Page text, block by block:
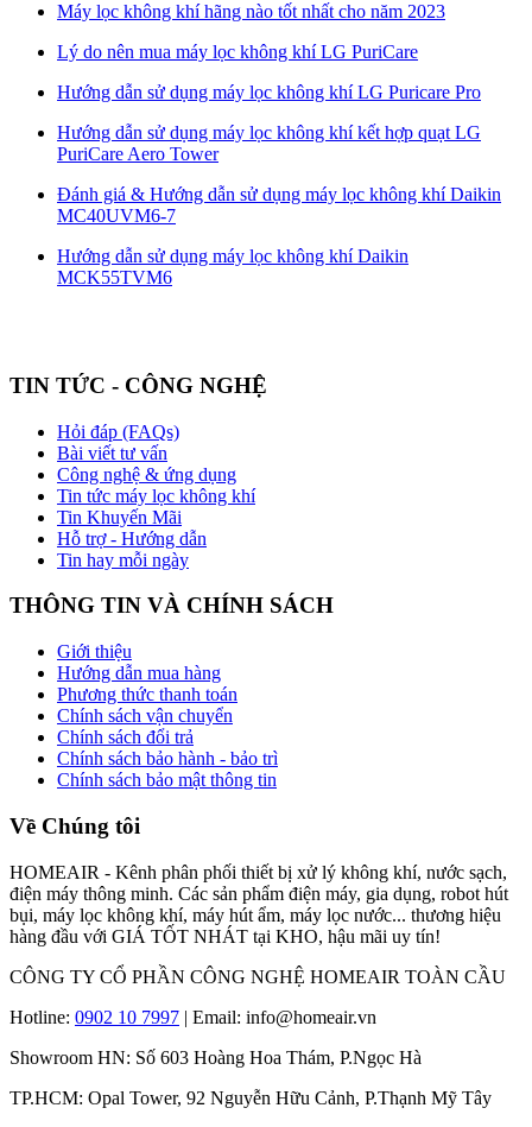
Máy lọc không khí hãng nào tốt nhất cho năm 2023
Lý do nên mua máy lọc không khí LG PuriCare
Hướng dẫn sử dụng máy lọc không khí LG Puricare Pro
Hướng dẫn sử dụng máy lọc không khí kết hợp quạt LG
PuriCare Aero Tower
Đánh giá & Hướng dẫn sử dụng máy lọc không khí Daikin
MC40UVM6-7
Hướng dẫn sử dụng máy lọc không khí Daikin
MCK55TVM6
TIN TỨC - CÔNG NGHỆ
Hỏi đáp (FAQs)
Bài viết tư vấn
Công nghệ & ứng dụng
Tin tức máy lọc không khí
Tin Khuyến Mãi
Hỗ trợ - Hướng dẫn
Tin hay mỗi ngày
THÔNG TIN VÀ CHÍNH SÁCH
Giới thiệu
Hướng dẫn mua hàng
Phương thức thanh toán
Chính sách vận chuyển
Chính sách đổi trả
Chính sách bảo hành - bảo trì
Chính sách bảo mật thông tin
Về Chúng tôi
HOMEAIR - Kênh phân phối thiết bị xử lý không khí, nước sạch,
điện máy thông minh. Các sản phẩm điện máy, gia dụng, robot hút
bụi, máy lọc không khí, máy hút ẩm, máy lọc nước... thương hiệu
hàng đầu với GIÁ TỐT NHÁT tại KHO, hậu mãi uy tín!
CÔNG TY CỔ PHẦN CÔNG NGHỆ HOMEAIR TOÀN CẦU
Hotline: 0902 10 7997 | Email: info@homeair.vn
Showroom HN: Số 603 Hoàng Hoa Thám, P.Ngọc Hà
TP.HCM: Opal Tower, 92 Nguyễn Hữu Cảnh, P.Thạnh Mỹ Tây